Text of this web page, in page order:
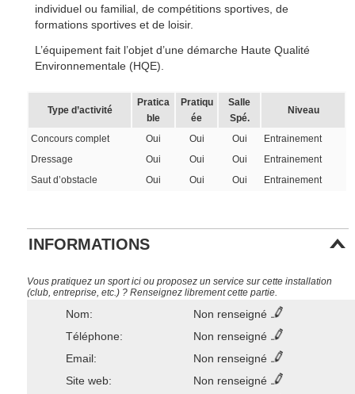
individuel ou familial, de compétitions sportives, de
formations sportives et de loisir.
L’équipement fait l’objet d’une démarche Haute Qualité
Environnementale (HQE).
Type d’activité
Pratica
ble
Pratiqu
ée
Salle
Spé.
Niveau
Concours complet Oui Oui Oui
Entrainement
Dressage
Oui Oui Oui
Entrainement
Saut d’obstacle
Oui Oui Oui Entrainement
INFORMATIONS
Vous pratiquez un sport ici ou proposez un service sur cette installation
(club, entreprise, etc.) ? Renseignez librement cette partie.
Nom:
Non renseigné
Téléphone:
Non renseigné
Email:
Non renseigné
Site web:
Non renseigné